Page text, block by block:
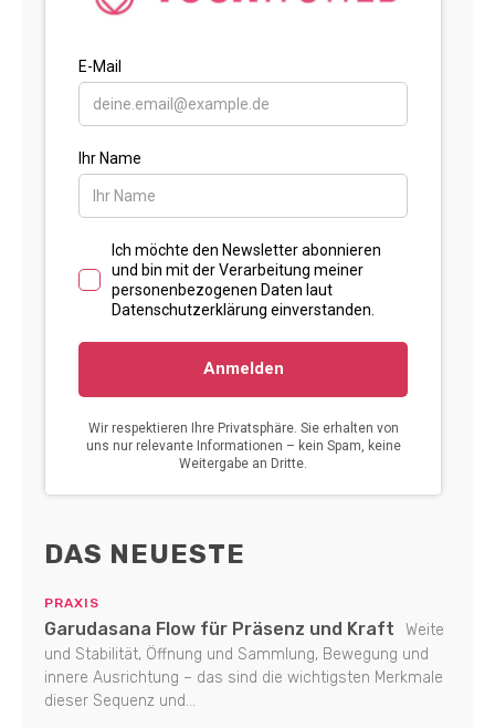
DAS NEUESTE
PRAXIS
Garudasana Flow für Präsenz und Kraft
Weite
und Stabilität, Öffnung und Sammlung, Bewegung und
innere Ausrichtung – das sind die wichtigsten Merkmale
dieser Sequenz und...